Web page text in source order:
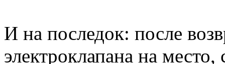
И на последок: после
электроклапана на